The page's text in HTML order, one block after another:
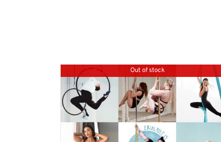
Out of stock